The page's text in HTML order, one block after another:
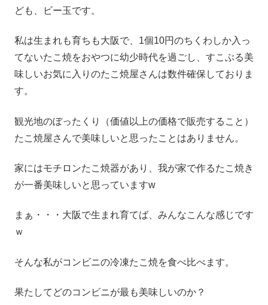
ども、ビー玉です。
私は生まれも育ちも大阪で、1個10円のちくわしか入っ
てないたこ焼をおやつに幼少時代を過ごし、すこぶる美
味しいお気に入りのたこ焼屋さんは数件確保しておりま
す。
観光地のぼったくり（価値以上の価格で販売すること）
たこ焼屋さんで美味しいと思ったことはありません。
家にはモチロンたこ焼器があり、我が家で作るたこ焼き
が一番美味しいと思っていますw
まぁ・・・大阪で生まれ育てば、みんなこんな感じです
ｗ
そんな私がコンビニの冷凍たこ焼を食べ比べます。
果たしてどのコンビニが最も美味しいのか？